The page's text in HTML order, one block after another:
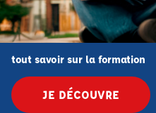
tout savoir sur la formation
JE DÉCOUVRE